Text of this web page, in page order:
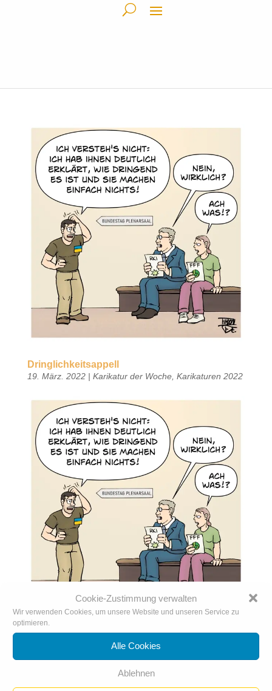
Cookie-Zustimmung verwalten
Wir verwenden Cookies, um unsere Website und unseren Service zu
optimieren.
Alle Cookies
Ablehnen
Dringlichkeitsappell
19. März. 2022| Karikatur der Woche, Karikaturen 2022
Dringlichkeitsappell